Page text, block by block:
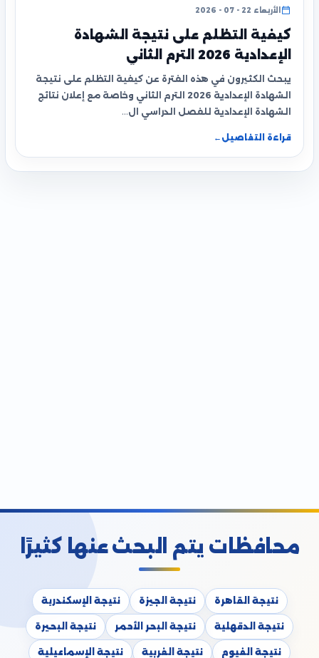
الأربعاء 22 - 07 - 2026
كيفية التظلم على نتيجة الشهادة
الإعدادية 2026 الترم الثاني
يبحث الكثيرون في هذه الفترة عن كيفية التظلم على نتيجة
الشهادة الإعدادية 2026 الترم الثاني وخاصة مع إعلان نتائج
الشهادة الإعدادية للفصل الدراسي ال…
قراءة التفاصيل ←
محافظات يتم البحث عنها كثيرًا
نتيجة القاهرة نتيجة الجيزة نتيجة الإسكندرية
نتيجة الدقهلية نتيجة البحر الأحمر نتيجة البحيرة
نتيجة الفيوم نتيجة الغربية نتيجة الإسماعيلية